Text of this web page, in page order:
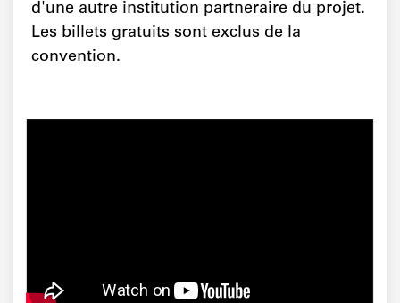
d'une autre institution partneraire du projet.
Les billets gratuits sont exclus de la
convention.